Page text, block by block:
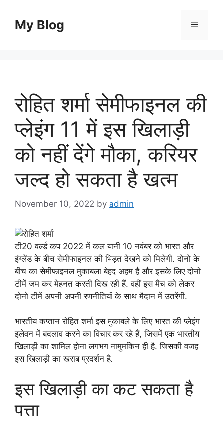
contentMy Blog Menu
रोहित शर्मा सेमीफाइनल की
प्लेइंग 11 में इस खिलाड़ी
को नहीं देंगे मौका, करियर
जल्द हो सकता है खत्म
November 10, 2022 by admin
टी20 वर्ल्ड कप 2022 में कल यानी 10 नवंबर को भारत और
इंग्लेंड के बीच सेमीफाइनल की भिड़त देखने को मिलेगी. दोनो के
बीच का सेमीफाइनल मुकाबला बेहद अहम है और इसके लिए दोनो
टीमें जम कर मेहनत करती दिख रही हैं. वहीं इस मैच को लेकर
दोनो टीमें अपनी अपनी रणनीतियों के साथ मैदान में उतरेंगी.
भारतीय कप्तान रोहित शर्मा इस मुकाबले के लिए भारत की प्लेइंग
इलेवन में बदलाव करने का विचार कर रहे हैं, जिसमें एक भारतीय
खिलाड़ी का शामिल होना लगभग नामुमकिन ही है. जिसकी वजह
इस खिलाड़ी का खराब प्रदर्शन है.
इस खिलाड़ी का कट सकता है
पत्ता